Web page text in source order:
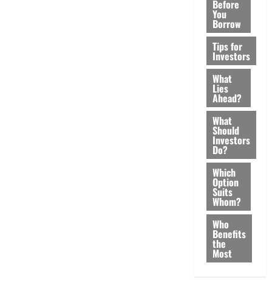
Before
You
Borrow
Tips for
Investors
What
Lies
Ahead?
What
Should
Investors
Do?
Which
Option
Suits
Whom?
Who
Benefits
the
Most